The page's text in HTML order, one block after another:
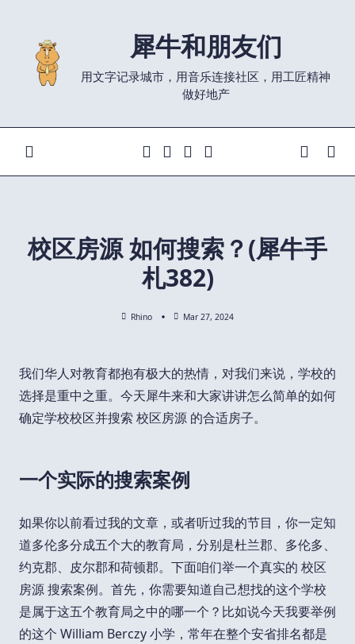
content
犀牛和朋友们
用文字记录城市，用音乐连接社区，用工匠精神
做好地产
校区房源 如何搜索？(犀牛手
札382)
Rhino Mar 27, 2024
我们华人对教育都抱有极大的热情，对我们来说，学校的
选择是重中之重。今天犀牛来和大家讲讲怎么简单的如何
确定学校校区并搜索 校区房源 的合适房子。
一个实际的搜索案例
如果你以前看过我的文章，或者听过我的节目，你一定知
道多伦多分成五个大的教育局，分别是杜兰郡、多伦多、
约克郡、皮尔郡和荷顿郡。下面咱们举一个真实的 校区
房源 搜索案例。首先，你需要知道自己想找的这个学校
是属于这五个教育局之中的哪一个？比如说今天我要举例
的这个 William Berczy 小学，常年在整个安省排名都是